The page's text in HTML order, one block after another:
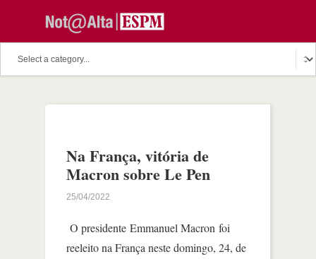
Na França, vitória de
Macron sobre Le Pen
25/04/2022
O presidente Emmanuel Macron foi
reeleito na França neste domingo, 24, de